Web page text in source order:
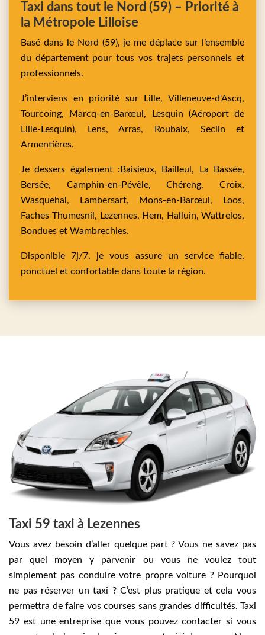
Taxi dans tout le Nord (59) – Priorité à
la Métropole Lilloise
Basé dans le Nord (59), je me déplace sur l’ensemble
du département pour tous vos trajets personnels et
professionnels.
J’interviens en priorité surLille,Villeneuve-d'Ascq,
Tourcoing,
Marcq-en-Barœul, Lesquin (Aéroport de
Lille-Lesquin), Lens,Arras, Roubaix, Seclin et
Armentières.
Je dessers également : Baisieux, Bailleul,
La Bassée,
Bersée, Camphin-en-Pévèle,Chéreng,Croix,
Wasquehal,
Lambersart, Mons-en-Barœul,
Loos,
Faches-Thumesnil, Lezennes, Hem, Halluin, Wattrelos,
Bondues et Wambrechies.
Disponible 7j/7, je vous assure un service fiable,
ponctuel et confortable dans toute la région.
Taxi 59 taxi à Lezennes
Vous avez besoin d’aller quelque part ? Vous ne savez pas
par quel moyen y parvenir ou vous ne voulez tout
simplement pas conduire votre propre voiture ? Pourquoi
ne pas réserver un taxi ? C’est plus pratique et cela vous
permettra de faire vos courses sans grandes difficultés. Taxi
59 est une entreprise que vous pouvez contacter si vous